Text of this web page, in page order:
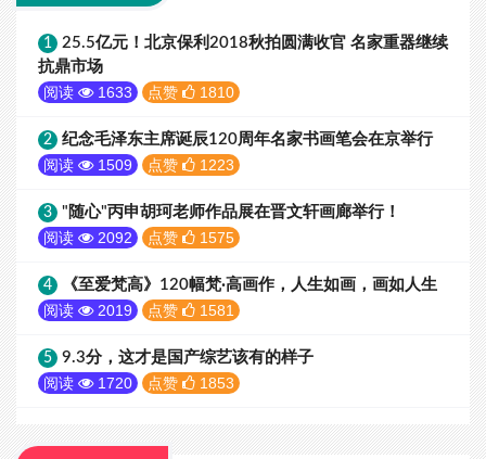
1
25.5亿元！北京保利2018秋拍圆满收官 名家重器继续
抗鼎市场
阅读 1633 点赞 1810
2 纪念毛泽东主席诞辰120周年名家书画笔会在京举行
阅读 1509 点赞 1223
3 "随心"丙申胡珂老师作品展在晋文轩画廊举行！
阅读 2092 点赞 1575
4 《至爱梵高》120幅梵·高画作，人生如画，画如人生
阅读 2019 点赞 1581
5 9.3分，这才是国产综艺该有的样子
阅读 1720 点赞 1853